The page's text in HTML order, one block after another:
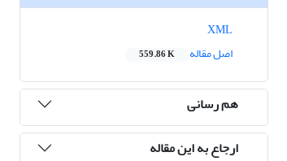
اصل مقاله
559.86 K
هم رسانی
ارجاع به این مقاله